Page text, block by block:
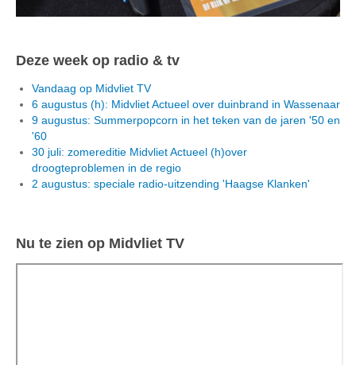
Deze week op radio & tv
Vandaag op Midvliet TV
6 augustus (h): Midvliet Actueel over duinbrand in Wassenaar
9 augustus: Summerpopcorn in het teken van de jaren '50 en
'60
30 juli: zomereditie Midvliet Actueel (h)over
droogteproblemen in de regio
2 augustus: speciale radio-uitzending 'Haagse Klanken'
Nu te zien op Midvliet TV